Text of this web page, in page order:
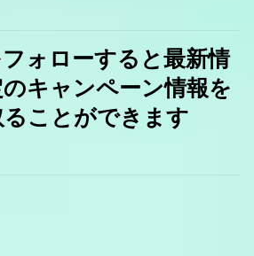
ォローすると最新情
キャンペーン情報を
ことができます